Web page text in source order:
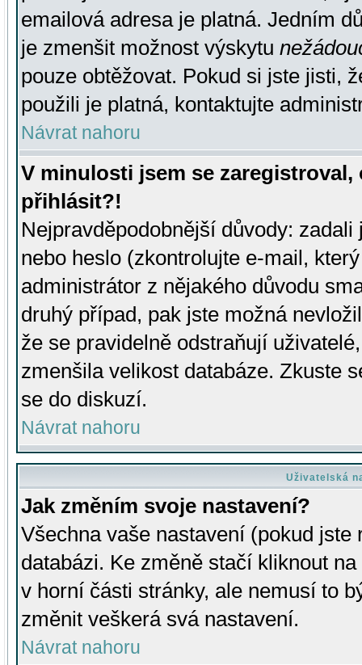
emailová adresa je platná. Jedním
je zmenšit možnost výskytu
pouze obtěžovat. Pokud si jste jisti,
použili je platná, kontaktujte
Návrat nahoru
V minulosti jsem se
přihlásit?!
Nejpravděpodobnější důvody:
nebo heslo (zkontrolujte e-mail,
administrátor z nějakého důvodu
druhý případ, pak jste možná
že se pravidelně odstraňují
zmenšila velikost databáze. Zkuste
se do diskuzí.
Návrat nahoru
Uživatelská
Jak změním svoje nastavení?
Všechna vaše nastavení (pokud
databázi. Ke změně stačí kliknout
v horní části stránky, ale nemusí to
změnit veškerá svá nastavení.
Návrat nahoru